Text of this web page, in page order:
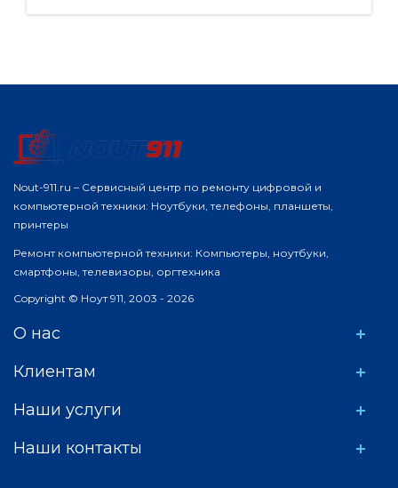
Nout-911.ru – Сервисный центр по ремонту цифровой и
компьютерной техники: Ноутбуки, телефоны, планшеты,
принтеры
Ремонт компьютерной техники: Компьютеры, ноутбуки,
смартфоны, телевизоры, оргтехника
Copyright © Ноут 911, 2003 - 2026
О нас
Клиентам
Наши услуги
Наши контакты